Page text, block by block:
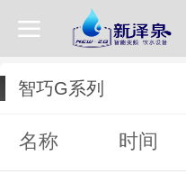
智巧G系列
名称 时间